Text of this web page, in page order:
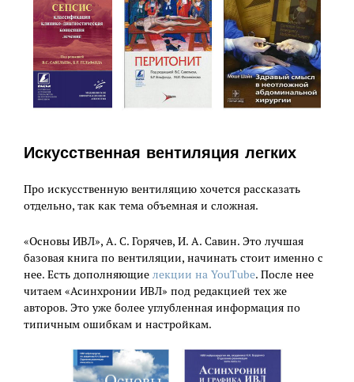
Искусственная вентиляция легких
Про искусственную вентиляцию хочется рассказать
отдельно, так как тема объемная и сложная.
«Основы ИВЛ», А. С. Горячев, И. А. Савин. Это лучшая
базовая книга по вентиляции, начинать стоит именно с
нее. Есть дополняющие лекции на YouTube. После нее
читаем «Асинхронии ИВЛ» под редакцией тех же
авторов. Это уже более углубленная информация по
типичным ошибкам и настройкам.